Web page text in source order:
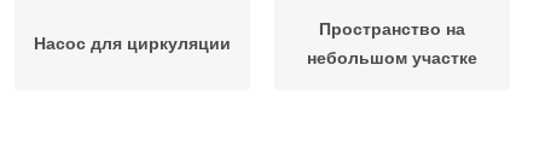
Насос для циркуляции
Пространство на
небольшом участке